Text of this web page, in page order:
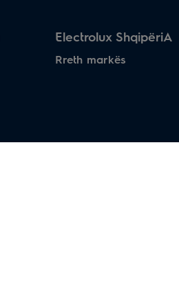
Electrolux ShqipëriA
Rreth markës